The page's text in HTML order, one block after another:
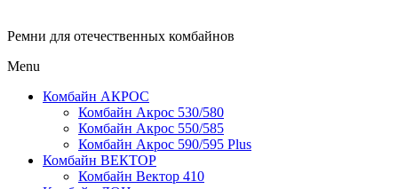
Ремни для отечественных комбайнов
Menu
Комбайн АКРОС
Комбайн Акрос 530/580
Комбайн Акрос 550/585
Комбайн Акрос 590/595 Plus
Комбайн ВЕКТОР
Комбайн Вектор 410